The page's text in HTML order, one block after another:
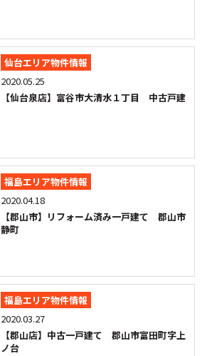
仙台エリア物件情報
2020.05.25
【仙台泉店】富谷市大清水１丁目 中古戸建
福島エリア物件情報
2020.04.18
【郡山市】リフォーム済み一戸建て 郡山市
静町
福島エリア物件情報
2020.03.27
【郡山店】中古一戸建て 郡山市富田町字上
ノ台